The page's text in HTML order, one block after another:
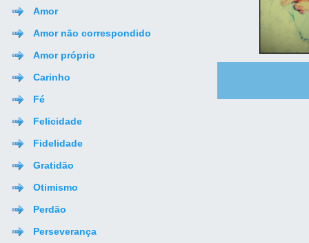
Amor
Amor não correspondido
Amor próprio
Carinho
Fé
Felicidade
Fidelidade
Gratidão
Otimismo
Perdão
Perseverança